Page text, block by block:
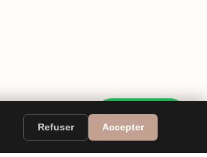
Refuser Accepter
WhatsApp